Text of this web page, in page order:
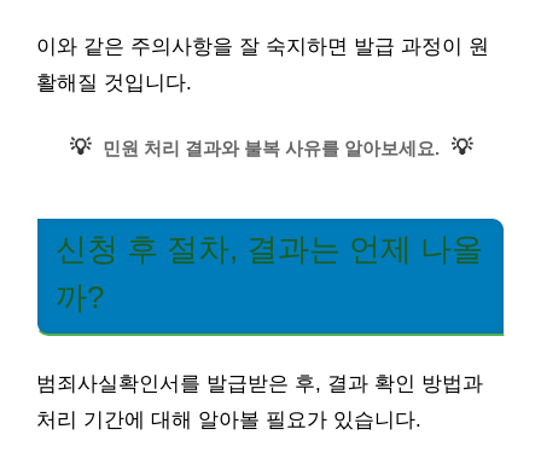
이와 같은 주의사항을 잘 숙지하면 발급 과정이 원
활해질 것입니다.
💡 민원 처리 결과와 불복 사유를 알아보세요. 💡
신청 후 절차, 결과는 언제 나올
까?
범죄사실확인서를 발급받은 후, 결과 확인 방법과
처리 기간에 대해 알아볼 필요가 있습니다.